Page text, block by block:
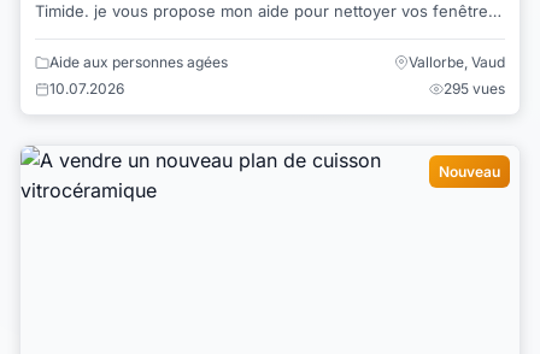
Timide. je vous propose mon aide pour nettoyer vos fenêtres,
Aide aux personnes agées
Vallorbe, Vaud
10.07.2026
295 vues
Nouveau